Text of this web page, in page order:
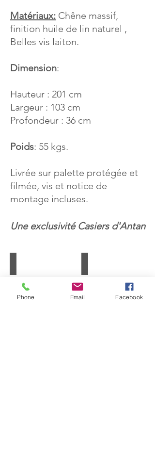
Matériaux: Chêne massif,
finition huile de lin naturel ,
Belles vis laiton.
Dimension:
Hauteur : 201 cm
Largeur : 103 cm
Profondeur : 36 cm
Poids: 55 kgs.
Livrée sur palette protégée et
filmée, vis et notice de
montage incluses.
Une exclusivité Casiers d'Antan
Phone Email Facebook